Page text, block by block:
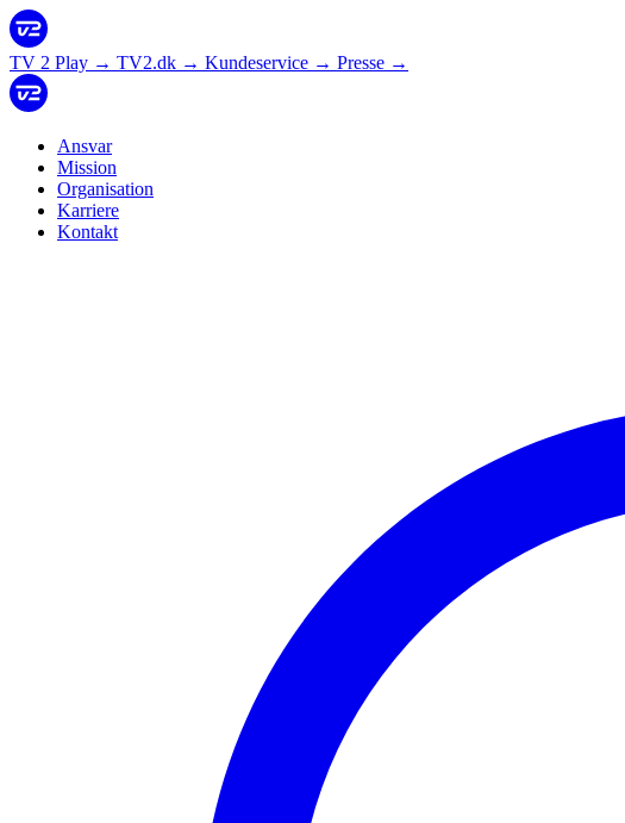
TV 2 Play → TV2.dk → Kundeservice → Presse →
Ansvar
Mission
Organisation
Karriere
Kontakt